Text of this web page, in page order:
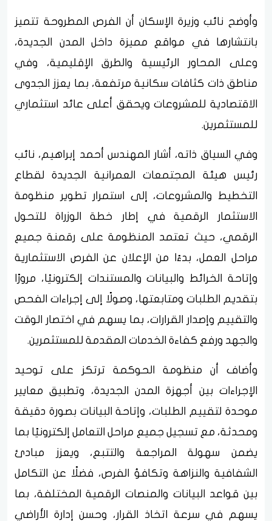
وأوضح نائب وزيرة الإسكان أن الفرص المطروحة تتميز
بانتشارها في مواقع مميزة داخل المدن الجديدة،
وعلى المحاور الرئيسية والطرق الإقليمية، وفي
مناطق ذات كثافات سكانية مرتفعة، بما يعزز الجدوى
الاقتصادية للمشروعات ويحقق أعلى عائد استثماري
للمستثمرين.
وفي السياق ذاته، أشار المهندس أحمد إبراهيم، نائب
رئيس هيئة المجتمعات العمرانية الجديدة لقطاع
التخطيط والمشروعات، إلى استمرار تطوير منظومة
الاستثمار الرقمية في إطار خطة الوزراة للتحول
الرقمي، حيث تعتمد المنظومة على رقمنة جميع
مراحل العمل، بدءًا من الإعلان عن الفرص الاستثمارية
وإتاحة الخرائط والبيانات والمستندات إلكترونيًا، مرورًا
بتقديم الطلبات ومتابعتها، وصولًا إلى إجراءات الفحص
والتقييم وإصدار القرارات، بما يسهم في اختصار الوقت
والجهد ورفع كفاءة الخدمات المقدمة للمستثمرين.
وأضاف أن منظومة الحوكمة ترتكز على توحيد
الإجراءات بين أجهزة المدن الجديدة، وتطبيق معايير
موحدة لتقييم الطلبات، وإتاحة البيانات بصورة دقيقة
ومحدثة، مع تسجيل جميع مراحل التعامل إلكترونيًا بما
يضمن سهولة المراجعة والتتبع، ويعزز مبادئ
الشفافية والنزاهة وتكافؤ الفرص، فضلًا عن التكامل
بين قواعد البيانات والمنصات الرقمية المختلفة، بما
يسهم في سرعة اتخاذ القرار، وحسن إدارة الأراضي